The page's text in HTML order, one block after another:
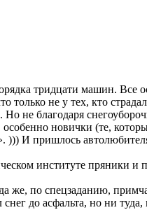
тридцати машин. Все
только не у тех, кто
Но не благодаря
новички (те,
))) И пришлось
институте пряники и
же, по спецзаданию,
до асфальта, но ни